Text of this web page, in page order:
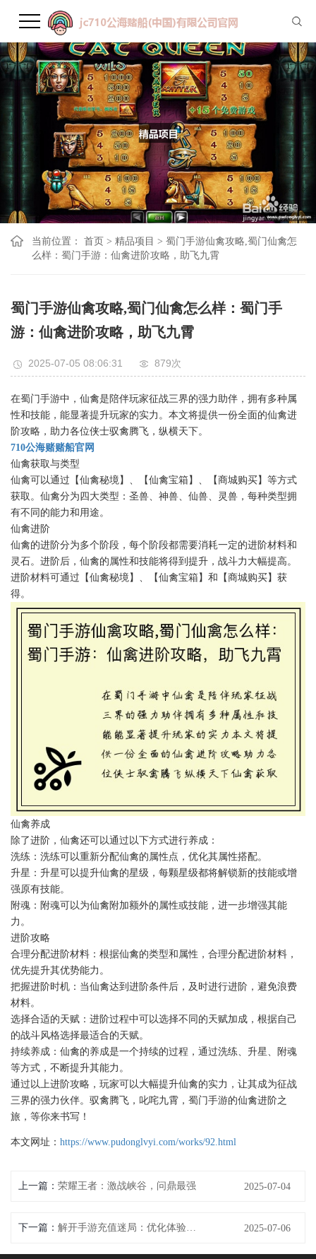
当前位置： 首页 > 精品项目 > 蜀门手游仙禽攻略,蜀门仙禽怎
么样：蜀门手游：仙禽进阶攻略，助飞九霄
蜀门手游仙禽攻略,蜀门仙禽怎么样：蜀门手
游：仙禽进阶攻略，助飞九霄
2025-07-05 08:06:31 879次
在蜀门手游中，仙禽是陪伴玩家征战三界的强力助伴，拥有多种属
性和技能，能显著提升玩家的实力。本文将提供一份全面的仙禽进
阶攻略，助力各位侠士驭禽腾飞，纵横天下。
710公海赌赌船官网
仙禽获取与类型
仙禽可以通过【仙禽秘境】、【仙禽宝箱】、【商城购买】等方式
获取。仙禽分为四大类型：圣兽、神兽、仙兽、灵兽，每种类型拥
有不同的能力和用途。
仙禽进阶
仙禽的进阶分为多个阶段，每个阶段都需要消耗一定的进阶材料和
灵石。进阶后，仙禽的属性和技能将得到提升，战斗力大幅提高。
进阶材料可通过【仙禽秘境】、【仙禽宝箱】和【商城购买】获
得。
仙禽养成
除了进阶，仙禽还可以通过以下方式进行养成：
洗练：洗练可以重新分配仙禽的属性点，优化其属性搭配。
升星：升星可以提升仙禽的星级，每颗星级都将解锁新的技能或增
强原有技能。
附魂：附魂可以为仙禽附加额外的属性或技能，进一步增强其能
力。
进阶攻略
合理分配进阶材料：根据仙禽的类型和属性，合理分配进阶材料，
优先提升其优势能力。
把握进阶时机：当仙禽达到进阶条件后，及时进行进阶，避免浪费
材料。
选择合适的天赋：进阶过程中可以选择不同的天赋加成，根据自己
的战斗风格选择最适合的天赋。
持续养成：仙禽的养成是一个持续的过程，通过洗练、升星、附魂
等方式，不断提升其能力。
通过以上进阶攻略，玩家可以大幅提升仙禽的实力，让其成为征战
三界的强力伙伴。驭禽腾飞，叱咤九霄，蜀门手游的仙禽进阶之
旅，等你来书写！
本文网址： https://www.pudonglvyi.com/works/92.html
上一篇： 荣耀王者：激战峡谷，问鼎最强 2025-07-04
下一篇： 2025-07-06